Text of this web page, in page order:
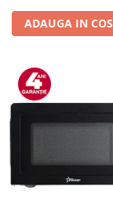
ADAUGA IN COS